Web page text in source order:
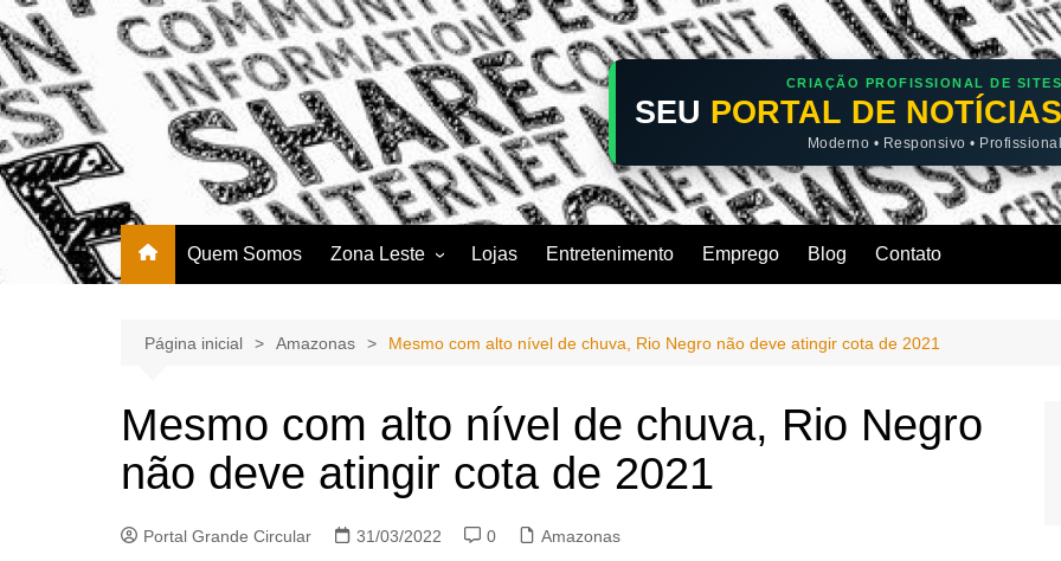
para
o
conteúdo
Portal Grande Circular
A zona Leste se encontra aqui!
CRIAÇÃO PROFISSIONAL DE SITES
SEU PORTAL DE NOTÍCIAS
Moderno • Responsivo • Profissional
Quem Somos Zona Leste Lojas Entretenimento Emprego Blog Contato
Página inicial Amazonas Mesmo com alto nível de chuva, Rio Negro não deve atingir cota de 2021
Mesmo com alto nível de chuva, Rio Negro
não deve atingir cota de 2021
Portal Grande Circular 31/03/2022 0 Amazonas